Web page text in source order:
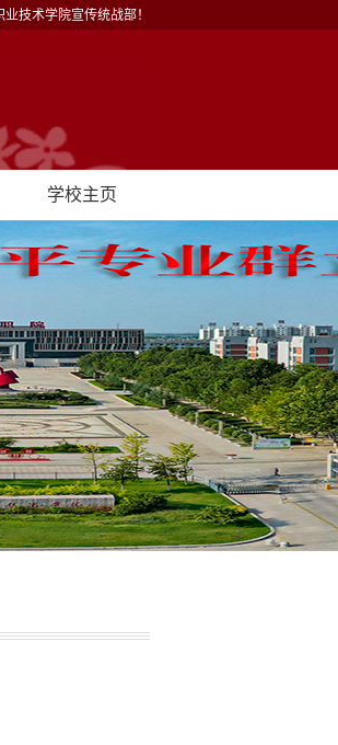
技术学院宣传统战部！
学校主页